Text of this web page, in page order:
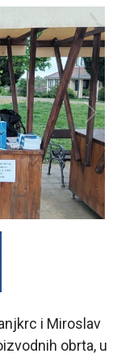
i Miroslav
obrta, u